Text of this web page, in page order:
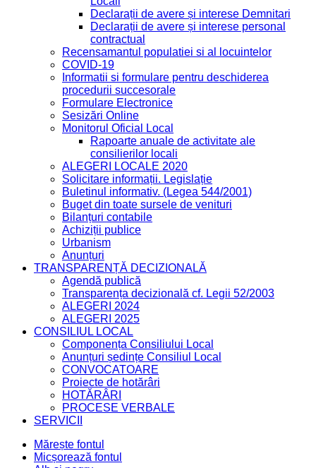
Declarații de avere și interese Demnitari
Declarații de avere și interese personal
contractual
Recensamantul populatiei si al locuintelor
COVID-19
Informatii si formulare pentru deschiderea
procedurii succesorale
Formulare Electronice
Sesizări Online
Monitorul Oficial Local
Rapoarte anuale de activitate ale
consilierilor locali
ALEGERI LOCALE 2020
Solicitare informații. Legislație
Buletinul informativ. (Legea 544/2001)
Buget din toate sursele de venituri
Bilanțuri contabile
Achiziții publice
Urbanism
Anunțuri
TRANSPARENȚĂ DECIZIONALĂ
Agendă publică
Transparența decizională cf. Legii 52/2003
ALEGERI 2024
ALEGERI 2025
CONSILIUL LOCAL
Componența Consiliului Local
Anunțuri ședințe Consiliul Local
CONVOCATOARE
Proiecte de hotărâri
HOTĂRÂRI
PROCESE VERBALE
SERVICII
Mărește fontul
Micșorează fontul